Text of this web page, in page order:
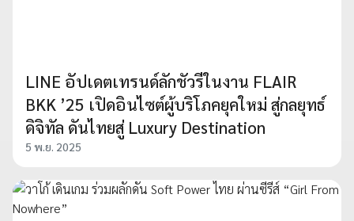
LINE อัปเดตเทรนด์ลักชัวรีในงาน FLAIR
BKK ’25 เปิดอินไซต์ผู้บริโภคยุคใหม่ สู่กลยุทธ์
ดิจิทัล ดันไทยสู่ Luxury Destination
5 พ.ย. 2025